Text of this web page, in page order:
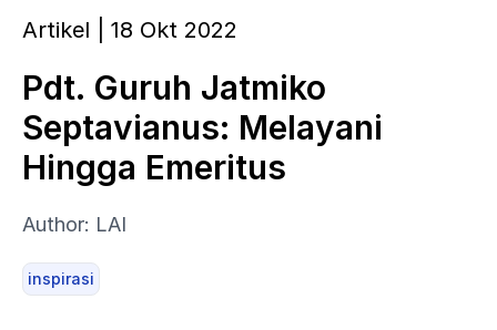
Artikel | 18 Okt 2022
Pdt. Guruh Jatmiko
Septavianus: Melayani
Hingga Emeritus
Author: LAI
inspirasi